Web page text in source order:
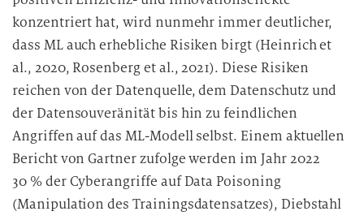
e
r
a
e
i
t
u
n
konzentriert hat, wird nunmehr immer deutlicher,
dass ML auch erhebliche Risiken birgt (Heinrich et
al., 2020, Rosenberg et al., 2021). Diese Risiken
reichen von der Datenquelle, dem Datenschutz und
der Datensouveränität bis hin zu feindlichen
Angriffen auf das ML-Modell selbst. Einem aktuellen
Bericht von Gartner zufolge werden im Jahr 2022
30 % der Cyberangriffe auf Data Poisoning
(Manipulation des Trainingsdatensatzes), Diebstahl